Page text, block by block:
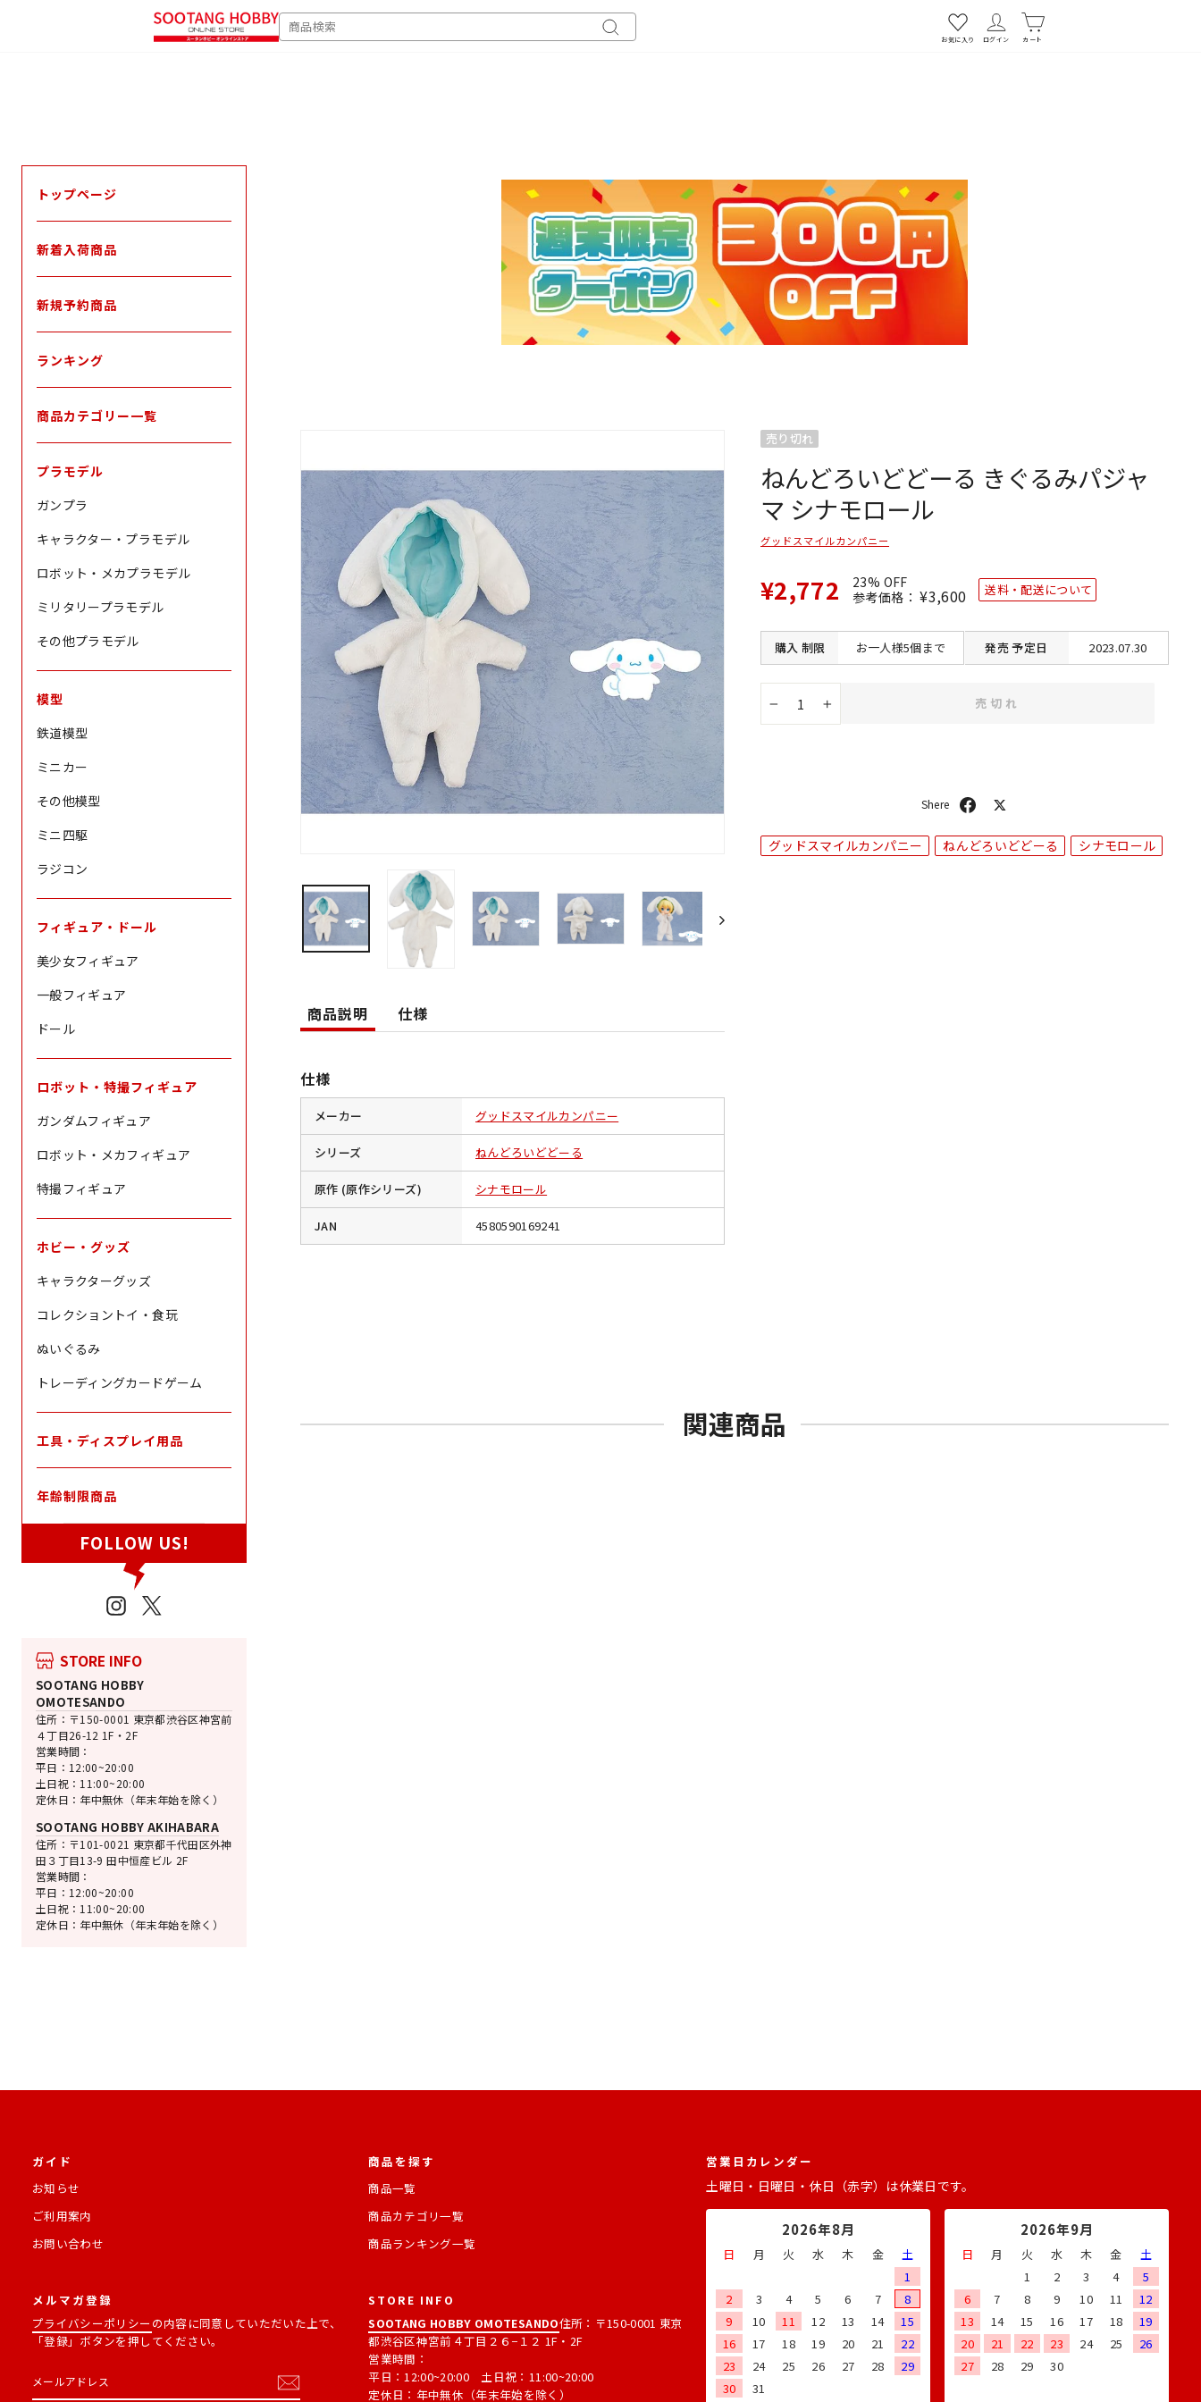
SEARCH
キ
お気に入り ログイン カート
トップページ
新着入荷商品
新規予約商品
ランキング
商品カテゴリー一覧
プラモデル
ガンプラ
キャラクター・プラモデル
ロボット・メカプラモデル
ミリタリープラモデル
その他プラモデル
模型
鉄道模型
ミニカー
その他模型
ミニ四駆
ラジコン
フィギュア・ドール
美少女フィギュア
一般フィギュア
ドール
ロボット・特撮フィギュア
ガンダムフィギュア
ロボット・メカフィギュア
特撮フィギュア
ホビー・グッズ
キャラクターグッズ
コレクショントイ・食玩
ぬいぐるみ
トレーディングカードゲーム
工具・ディスプレイ用品
年齢制限商品
FOLLOW US!
Instagram
STORE INFO
SOOTANG HOBBY
OMOTESANDO
住所：〒150-0001 東京都渋谷区神宮前
４丁目26-12 1F・2F
営業時間：
平日：12:00~20:00
土日祝：11:00~20:00
定休日：年中無休（年末年始を除く）
SOOTANG HOBBY AKIHABARA
住所：〒101-0021 東京都千代田区外神
田３丁目13-9 田中恒産ビル 2F
営業時間：
平日：12:00~20:00
土日祝：11:00~20:00
定休日：年中無休（年末年始を除く）
商品説明 仕様
仕様
メーカー グッドスマイルカンパニー
シリーズ ねんどろいどどーる
原作 (原作シリーズ) シナモロール
JAN 4580590169241
売り切れ
ねんどろいどどーる きぐるみパジャ
マ シナモロール
グッドスマイルカンパニー
¥2,772
23% OFF
参考価格： 通
常
格
¥3,600 SALE
送料・配送について
購入 制限 お一人様5個まで 発売予定日 2023.07.30
+
売切れ
シ
ア
ト
グッドスマイルカンパニー ねんどろいどどーる シナモロール
関連商品
ガイド
お知らせ
ご利用案内
お問い合わせ
商品を探す
商品一覧
商品カテゴリ一覧
商品ランキング一覧
メルマガ登録
プライバシーポリシー の内容に同意していただいた上で、
「登録」ボタンを押してください。
ー
ル
読
す
STORE INFO
SOOTANG HOBBY OMOTESANDO住所：〒150-0001 東京
都渋谷区神宮前４丁目２６−１２ 1F・2F
営業時間：
平日：12:00~20:00 土日祝：11:00~20:00
定休日：年中無休（年末年始を除く）
営業日カレンダー
土曜日・日曜日・休日（赤字）は休業日です。
2026年8月
日 月 火 水 木 金
土
1
2
3 4 5 6 7
8
9
10 11 12 13 14
15
16
17 18 19 20 21
22
23
24 25 26 27 28
29
30
31
2026年9月
日 月 火 水 木 金
土
1
2 3 4
5
6
7 8 9 10 11
12
13
14 15 16 17 18
19
20
21 22 23 24 25
26
27
28 29 30